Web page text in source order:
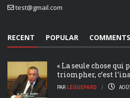
test@gmail.com
RECENT POPULAR COMMENTS
« La seule chose qui
triompher, c’est
PAR LEGUEPARD